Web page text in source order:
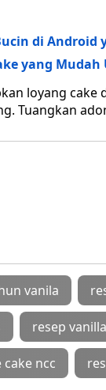
di
yang
loyang
Tuangkan
vanila
resep
ncc